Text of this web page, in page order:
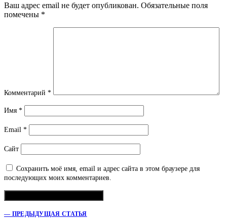
Ваш адрес email не будет опубликован. Обязательные поля
помечены *
Комментарий *
Имя *
Email *
Сайт
Сохранить моё имя, email и адрес сайта в этом браузере для
последующих моих комментариев.
— ПРЕДЫДУЩАЯ СТАТЬЯ